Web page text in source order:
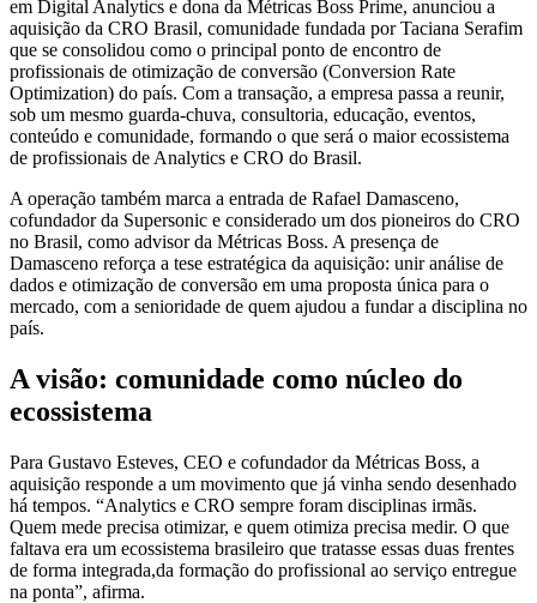
em Digital Analytics e dona da Métricas Boss Prime, anunciou a
aquisição da CRO Brasil, comunidade fundada por Taciana Serafim
que se consolidou como o principal ponto de encontro de
profissionais de otimização de conversão (Conversion Rate
Optimization) do país. Com a transação, a empresa passa a reunir,
sob um mesmo guarda-chuva, consultoria, educação, eventos,
conteúdo e comunidade, formando o que será o maior ecossistema
de profissionais de Analytics e CRO do Brasil.
A operação também marca a entrada de Rafael Damasceno,
cofundador da Supersonic e considerado um dos pioneiros do CRO
no Brasil, como advisor da Métricas Boss. A presença de
Damasceno reforça a tese estratégica da aquisição: unir análise de
dados e otimização de conversão em uma proposta única para o
mercado, com a senioridade de quem ajudou a fundar a disciplina no
país.
A visão: comunidade como núcleo do
ecossistema
Para Gustavo Esteves, CEO e cofundador da Métricas Boss, a
aquisição responde a um movimento que já vinha sendo desenhado
há tempos. “Analytics e CRO sempre foram disciplinas irmãs.
Quem mede precisa otimizar, e quem otimiza precisa medir. O que
faltava era um ecossistema brasileiro que tratasse essas duas frentes
de forma integrada,da formação do profissional ao serviço entregue
na ponta”, afirma.